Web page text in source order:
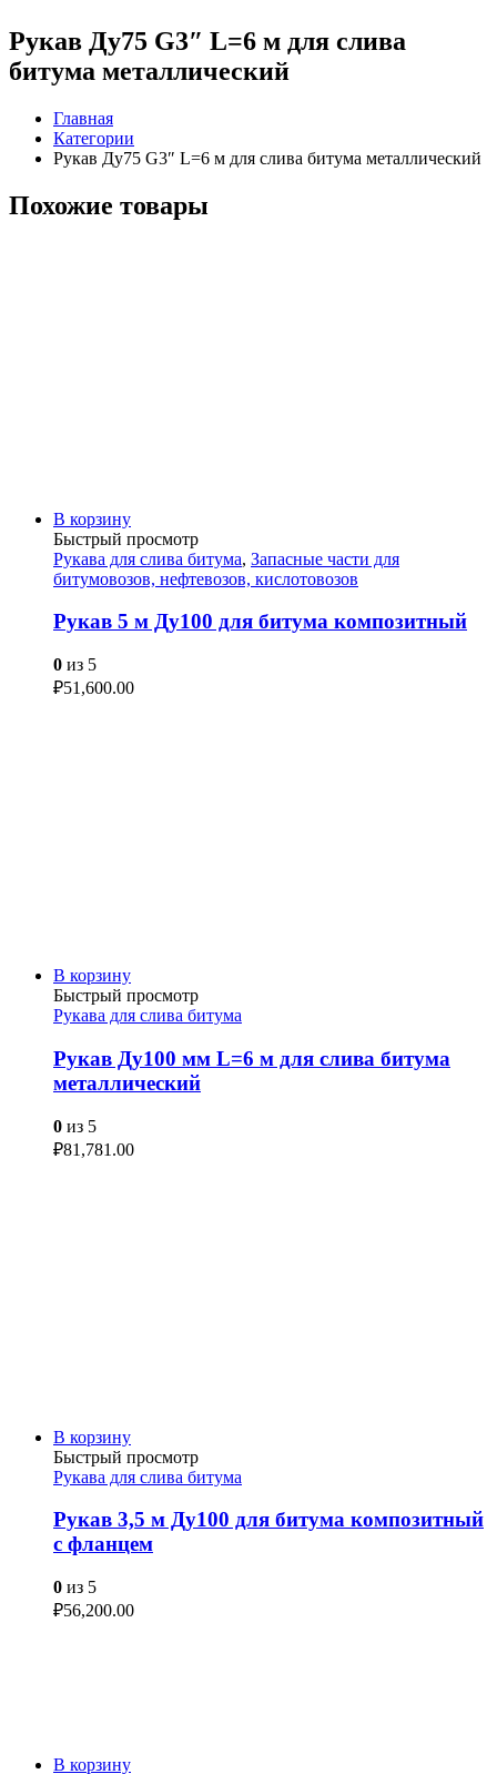
Рукав Ду75 G3″ L=6 м для слива
битума металлический
Главная
Категории
Рукав Ду75 G3″ L=6 м для слива битума металлический
Похожие товары
В корзину
Быстрый просмотр
Рукава для слива битума, Запасные части для
битумовозов, нефтевозов, кислотовозов
Рукав 5 м Ду100 для битума композитный
0 из 5
₽51,600.00
В корзину
Быстрый просмотр
Рукава для слива битума
Рукав Ду100 мм L=6 м для слива битума
металлический
0 из 5
₽81,781.00
В корзину
Быстрый просмотр
Рукава для слива битума
Рукав 3,5 м Ду100 для битума композитный
с фланцем
0 из 5
₽56,200.00
В корзину